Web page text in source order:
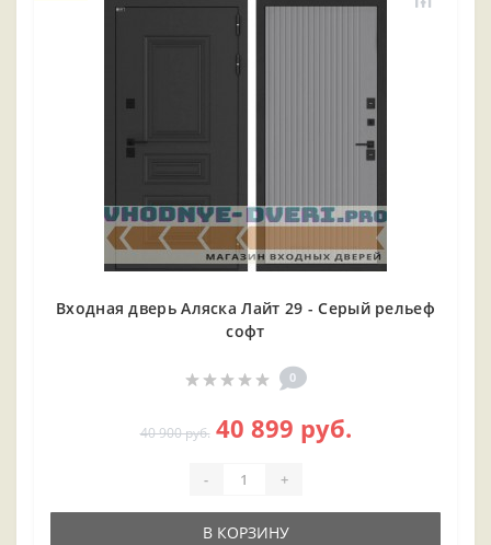
Входная дверь Аляска Лайт 29 - Серый рельеф
софт
0
40 900 руб. 40 899 руб.
- +
В КОРЗИНУ